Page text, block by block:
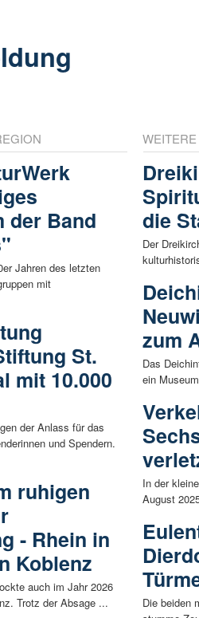
der Band
Jahren des letzten
mit
St.
mit 10.000
der Anlass für das
und Spendern.
ruhigen
- Rhein in
Koblenz
auch im Jahr 2026
Trotz der Absage ...
die
Der
zum
Das
ein
In der
August
Die beiden